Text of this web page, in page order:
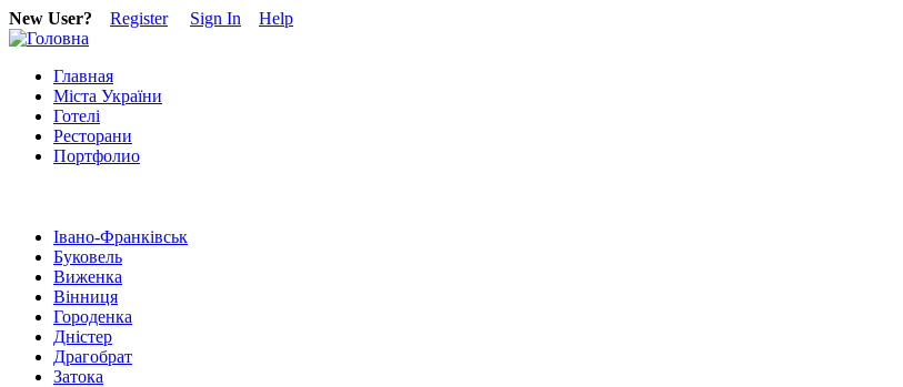
New User? Register Sign In Help
Главная
Міста України
Готелі
Ресторани
Портфолио
Івано-Франківськ
Буковель
Виженка
Вінниця
Городенка
Дністер
Драгобрат
Затока